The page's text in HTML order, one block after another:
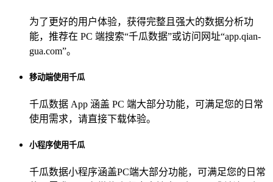
为了更好的用户体验，获得完整且强大的数据分析功
能，推荐在 PC 端搜索“千瓜数据”或访问网址“app.qian-
gua.com”。
移动端使用千瓜
千瓜数据 App 涵盖 PC 端大部分功能，可满足您的日常
使用需求，请直接下载体验。
小程序使用千瓜
千瓜数据小程序涵盖PC端大部分功能，可满足您的日常